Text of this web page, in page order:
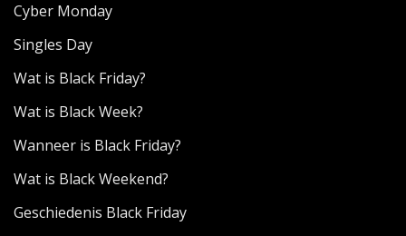
Cyber Monday
Singles Day
Wat is Black Friday?
Wat is Black Week?
Wanneer is Black Friday?
Wat is Black Weekend?
Geschiedenis Black Friday